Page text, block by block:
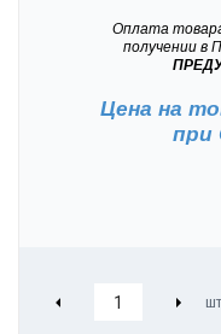
Оплата
получении в
Цена на
при